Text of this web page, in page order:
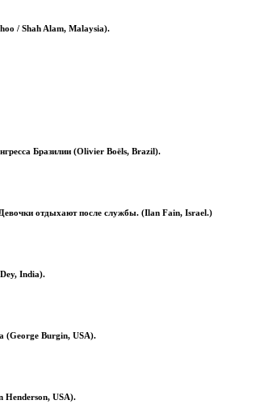
/ Shah Alam, Malaysia).
Бразилии (Olivier Boëls, Brazil).
отдыхают после службы. (Ilan Fain, Israel.)
India).
(George Burgin, USA).
Henderson, USA).